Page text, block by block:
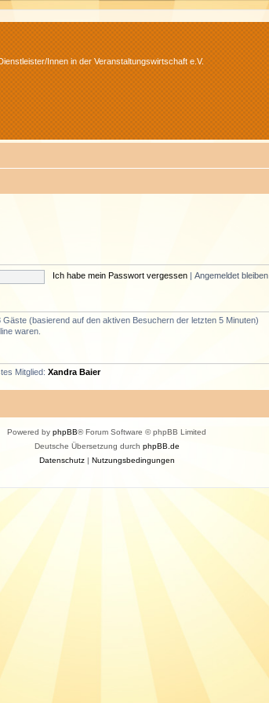
Innen in der Veranstaltungswirtschaft e.V.
Ich habe mein Passwort vergessen Angemeldet bleiben
(basierend auf den aktiven Besuchern der letzten 5 Minuten)
waren.
Mitglied: Xandra Baier
Powered by phpBB® Forum Software © phpBB Limited
Deutsche Übersetzung durch phpBB.de
Datenschutz| Nutzungsbedingungen